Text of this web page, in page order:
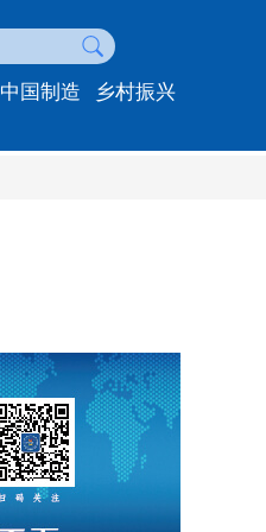
中国制造 乡村振兴